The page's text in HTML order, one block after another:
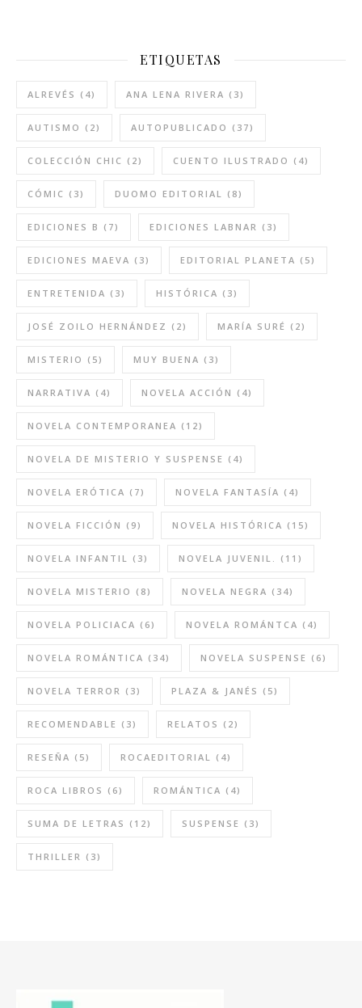
ETIQUETAS
ALREVÉS (4) ANA LENA RIVERA (3)
AUTISMO (2) AUTOPUBLICADO (37)
COLECCIÓN CHIC (2) CUENTO ILUSTRADO (4)
CÓMIC (3) DUOMO EDITORIAL (8)
EDICIONES B (7) EDICIONES LABNAR (3)
EDICIONES MAEVA (3) EDITORIAL PLANETA (5)
ENTRETENIDA (3) HISTÓRICA (3)
JOSÉ ZOILO HERNÁNDEZ (2) MARÍA SURÉ (2)
MISTERIO (5) MUY BUENA (3)
NARRATIVA (4) NOVELA ACCIÓN (4)
NOVELA CONTEMPORANEA (12)
NOVELA DE MISTERIO Y SUSPENSE (4)
NOVELA ERÓTICA (7) NOVELA FANTASÍA (4)
NOVELA FICCIÓN (9) NOVELA HISTÓRICA (15)
NOVELA INFANTIL (3) NOVELA JUVENIL. (11)
NOVELA MISTERIO (8) NOVELA NEGRA (34)
NOVELA POLICIACA (6) NOVELA ROMÁNTCA (4)
NOVELA ROMÁNTICA (34) NOVELA SUSPENSE (6)
NOVELA TERROR (3) PLAZA & JANÉS (5)
RECOMENDABLE (3) RELATOS (2)
RESEÑA (5) ROCAEDITORIAL (4)
ROCA LIBROS (6) ROMÁNTICA (4)
SUMA DE LETRAS (12) SUSPENSE (3)
THRILLER (3)